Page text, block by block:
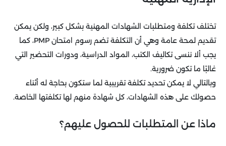
تختلف تكلفة ومتطلبات الشهادات المهنية بشكل كبير، ولكن يمكن
تقديم لمحة عامة وهي أن التكلفة تضم رسوم امتحان PMP، كما
يجب ألا ننسى تكاليف الكتب، المواد الدراسية، ودورات التحضير التي
غالبًا ما تكون ضرورية.
وبالتالي لا يمكن تحديد تكلفة تقريبية لما ستكون بحاجة له أثناء
حصولك على هذه الشهادات، كل شهادة منهم لها تكلفتها الخاصة.
ماذا عن المتطلبات للحصول عليهم؟